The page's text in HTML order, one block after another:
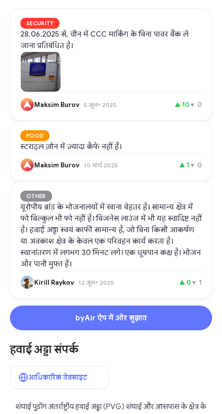
SECURITY
28.06.2025 से, चीन में CCC मार्किंग के बिना पावर बैंक ले
जाना प्रतिबंधित है।
Maksim Burov 5 जुल॰ 2025 ▲ 10▼ 0
FOOD
स्टराइल ज़ोन में ज़्यादा कैफे नहीं हैं।
Maksim Burov 10 मार्च 2025 ▲ 1 ▼ 0
OTHER
यूरोपीय ब्रांड के भोजनालयों में खाना बेहतर है। सामान्य क्षेत्र में
फो बिल्कुल भी फो नहीं है। बिजनेस लाउंज में भी यह स्वादिष्ट नहीं
है। हवाई अड्डा स्वयं काफी सामान्य है, जो बिना किसी आकर्षण
या अवकाश क्षेत्र के केवल एक परिवहन कार्य करता है।
स्थानांतरण में लगभग 30 मिनट लगे। एक धूम्रपान कक्ष है। भोजन
और पानी मुफ्त हैं।
Kirill Raykov 12 जुल॰ 2025 ▲ 0▼ 1
byAir ऐप में और सुझाव
हवाई अड्डा संपर्क
आधिकारिक वेबसाइट
शंघाई पुडोंग अंतर्राष्ट्रीय हवाई अड्डा (PVG) शंघाई और आसपास के क्षेत्र के